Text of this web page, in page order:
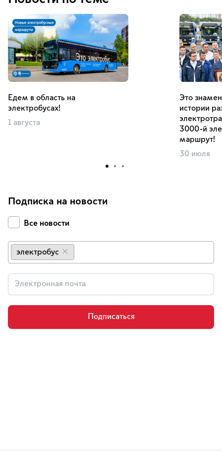
Едем в область на
электробусах!
1 августа
Это
истории
3000-й
маршрут!
30 июля
Подписка на новости
Все новости
электробус
Подписаться